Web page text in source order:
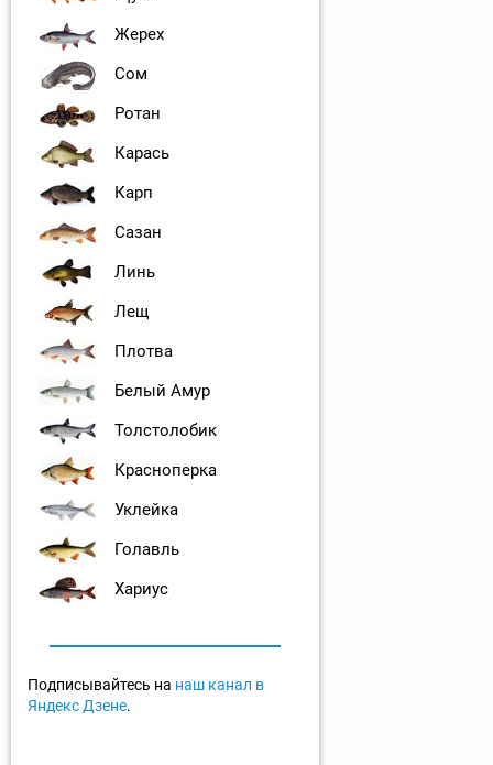
Жерех
Сом
Ротан
Карась
Карп
Сазан
Линь
Лещ
Плотва
Белый Амур
Толстолобик
Красноперка
Уклейка
Голавль
Хариус
Подписывайтесь на наш канал в
Яндекс Дзене.